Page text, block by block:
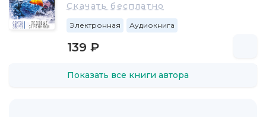
Скачать бесплатно
Электронная Аудиокнига
139 ₽
Показать все книги автора